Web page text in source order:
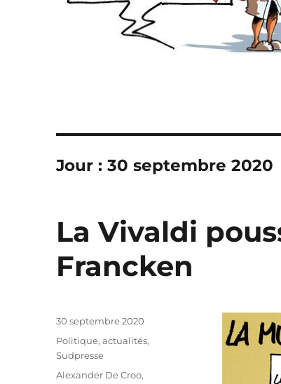
Jour :30 septembre 2020
La Vivaldi
Francken
Publié
30 septembre 2020
Catégories
Politique, actualités,
Sudpresse
Étiquettes
Alexander De Croo,